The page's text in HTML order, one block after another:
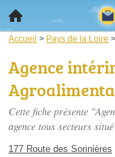
Accueil > Pays de la Loire >
Agence
Cette fiche présente
agence tous secteurs situé
177 Route des Sorinières